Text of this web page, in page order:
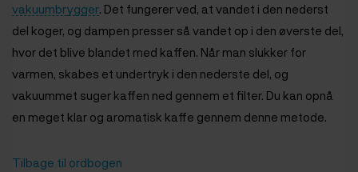
vakuumbrygger. Det fungerer ved, at vandet i den nederst
del koger, og dampen presser så vandet op i den øverste del,
hvor det blive blandet med kaffen. Når man slukker for
varmen, skabes et undertryk i den nederste del, og
vakuummet suger kaffen ned gennem et filter. Du kan opnå
en meget klar og aromatisk kaffe gennem denne metode.
Tilbage til ordbogen